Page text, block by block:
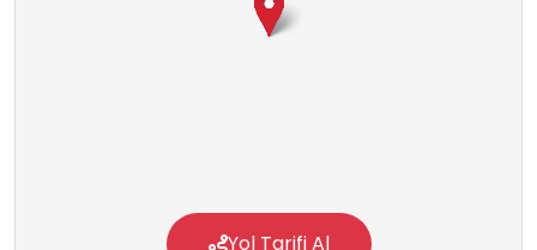
Yol Tarifi Al